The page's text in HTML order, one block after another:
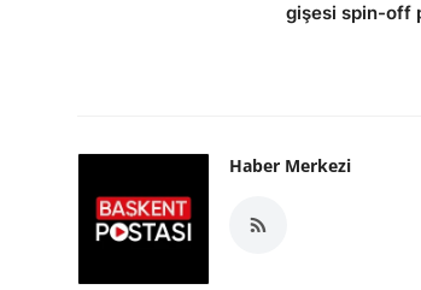
gişesi spin-off
Haber Merkezi